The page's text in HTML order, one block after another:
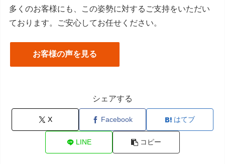
多くのお客様にも、この姿勢に対するご支持をいただい
ております。ご安心してお任せください。
お客様の声を見る
シェアする
X Facebook はてブ
LINE コピー